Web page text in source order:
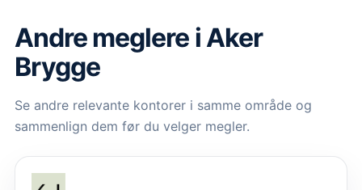
Andre meglere i Aker
Brygge
Se andre relevante kontorer i samme område og
sammenlign dem før du velger megler.